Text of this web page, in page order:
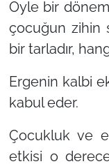
Öyle bir
çocuğun zihin
bir tarladır,
Ergenin kalbi
kabul eder.
Çocukluk ve
etkisi o